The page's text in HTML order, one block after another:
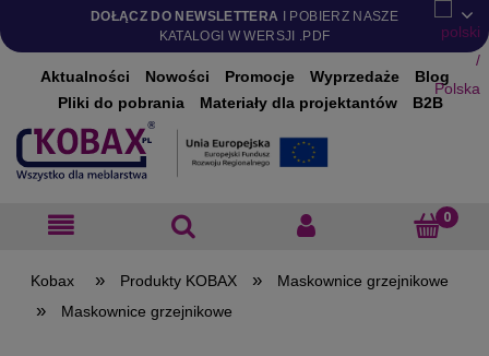
DOŁĄCZ DO NEWSLETTERA I POBIERZ NASZE
KATALOGI W WERSJI .PDF
Aktualności Nowości Promocje Wyprzedaże
Blog
Pliki do pobrania
Materiały dla projektantów B2B
» Produkty KOBAX » Maskownice grzejnikowe
» Maskownice grzejnikowe